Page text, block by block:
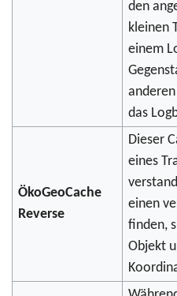
den
kleinen
einem
das
ÖkoGeoCache
Reverse
Dieser
eines
einen
finden,
Objekt